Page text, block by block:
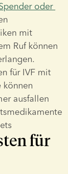
oder
mit
Ruf können
für IVF mit
können
ausfallen
für